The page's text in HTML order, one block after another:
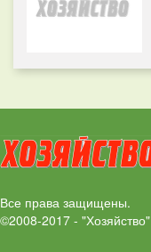
Все права защищены.
©2008-2017 - "Хозяйство"